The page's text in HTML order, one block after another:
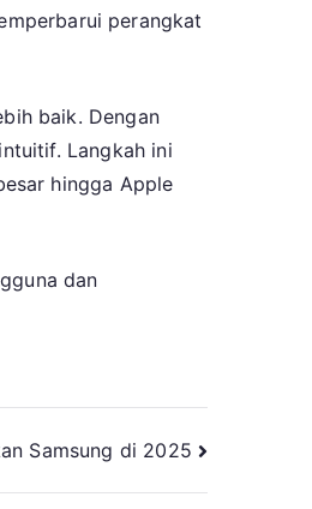
perangkat
baik. Dengan
Langkah ini
hingga Apple
dan
Samsung di 2025